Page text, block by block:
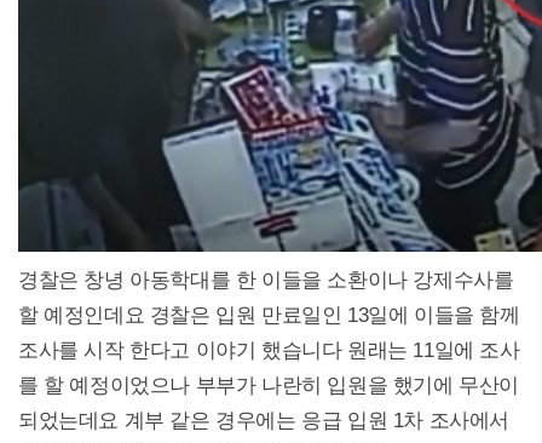
경찰은 창녕 아동학대를 한 이들을 소환이나 강제수사를
할 예정인데요 경찰은 입원 만료일인 13일에 이들을 함께
조사를 시작 한다고 이야기 했습니다 원래는 11일에 조사
를 할 예정이었으나 부부가 나란히 입원을 했기에 무산이
되었는데요 계부 같은 경우에는 응급 입원 1차 조사에서